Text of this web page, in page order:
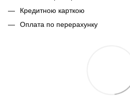
Кредитною карткою
Оплата по перерахунку